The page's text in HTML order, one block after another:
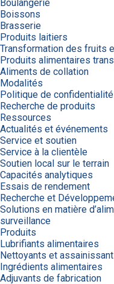
Boulangerie
Boissons
Brasserie
Produits laitiers
Transformation des fruits
Produits alimentaires
Aliments de collation
Modalités
Politique de confidentialité
Recherche de produits
Ressources
Actualités et événements
Service et soutien
Service à la clientèle
Soutien local sur le terrain
Capacités analytiques
Essais de rendement
Recherche et
Solutions en matière
surveillance
Produits
Lubrifiants alimentaires
Nettoyants et
Ingrédients alimentaires
Adjuvants de fabrication